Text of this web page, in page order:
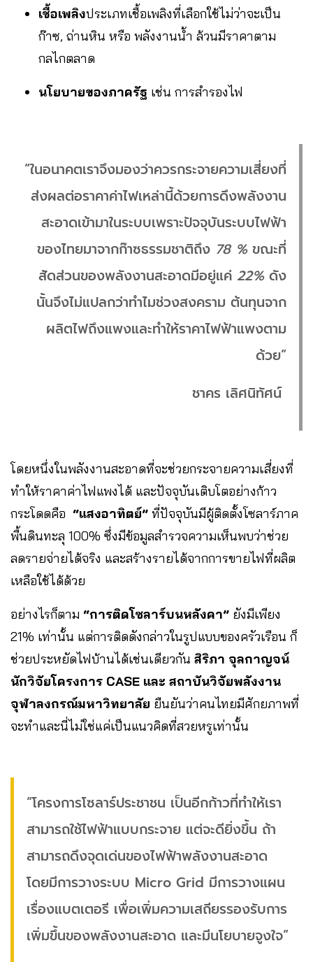
เชื้อเพลิงประเภทเชื้อเพลิงที่เลือกใช้ไม่ว่าจะเป็น
ก๊าซ, ถ่านหิน หรือ พลังงานน้ำ ล้วนมีราคาตาม
กลไกตลาด
นโยบายของภาครัฐ เช่น การสำรองไฟ
“ในอนาคตเราจึงมองว่าควรกระจายความเสี่ยงที่
ส่งผลต่อราคาค่าไฟเหล่านี้ด้วยการดึงพลังงาน
สะอาดเข้ามาในระบบเพราะปัจจุบันระบบไฟฟ้า
ของไทยมาจากก๊าซธรรมชาติถึง 78 % ขณะที่
สัดส่วนของพลังงานสะอาดมีอยู่แค่ 22% ดัง
นั้นจึงไม่แปลกว่าทำไมช่วงสงคราม ต้นทุนจาก
ผลิตไฟถึงแพงและทำให้ราคาไฟฟ้าแพงตาม
ด้วย”
ชาคร เลิศนิทัศน์
โดยหนึ่งในพลังงานสะอาดที่จะช่วยกระจายความเสี่ยงที่
ทำให้ราคาค่าไฟแพงได้ และปัจจุบันเติบโตอย่างก้าว
กระโดดคือ “แสงอาทิตย์” ที่ปัจจุบันมีผู้ติดตั้งโซลาร์ภาค
พื้นดินทะลุ 100% ซึ่งมีข้อมูลสำรวจความเห็นพบว่าช่วย
ลดรายจ่ายได้จริง และสร้างรายได้จากการขายไฟที่ผลิต
เหลือใช้ได้ด้วย
อย่างไรก็ตาม “การติดโซลาร์บนหลังคา” ยังมีเพียง
21% เท่านั้น แต่การติดดังกล่าวในรูปแบบของครัวเรือน ก็
ช่วยประหยัดไฟบ้านได้เช่นเดียวกัน สิริภา จุลกาญจน์
นักวิจัยโครงการ CASE และ สถาบันวิจัยพลังงาน
จุฬาลงกรณ์มหาวิทยาลัย ยืนยันว่าคนไทยมีศักยภาพที่
จะทำและนี่ไม่ใช่แค่เป็นแนวคิดที่สวยหรูเท่านั้น
“โครงการโซลาร์ประชาชน เป็นอีกก้าวที่ทำให้เรา
สามารถใช้ไฟฟ้าแบบกระจาย แต่จะดียิ่งขึ้น ถ้า
สามารถดึงจุดเด่นของไฟฟ้าพลังงานสะอาด
โดยมีการวางระบบ Micro Grid มีการวางแผน
เรื่องแบตเตอรี เพื่อเพิ่มความเสถียรรองรับการ
เพิ่มขึ้นของพลังงานสะอาด และมีนโยบายจูงใจ”